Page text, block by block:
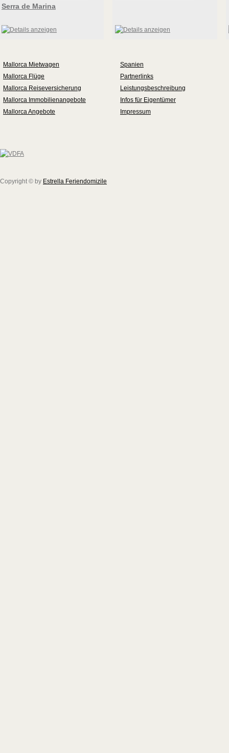
Serra de Marina
Mallorca Mietwagen
Mallorca Flüge
Mallorca Reiseversicherung
Mallorca Immobilienangebote
Mallorca Angebote
Spanien
Partnerlinks
Leistungsbeschreibung
Infos für Eigentümer
Impressum
Copyright © by Estrella Feriendomizile